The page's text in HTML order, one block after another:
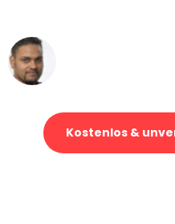
Kostenlos &